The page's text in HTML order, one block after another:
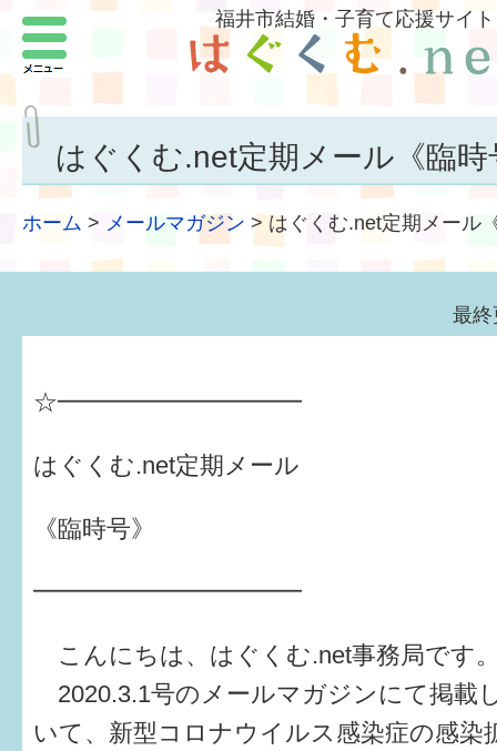
福井市結婚・子育て応援サイト
はぐくむ.net定期メール《臨時
ホーム > メールマガジン > はぐくむ.net定期メール
最終
☆━━━━━━━━━━
はぐくむ.net定期メール
《臨時号》
━━━━━━━━━━━
こんにちは、はぐくむ.net事務局です
2020.3.1号のメールマガジンにて掲載
いて、新型コロナウイルス感染症の感染
メニュー
結婚したい
子どもがほしい
もしものときの緊急連絡先
届出・手当・助成
健診・予防接種
入園・入学
相談したい